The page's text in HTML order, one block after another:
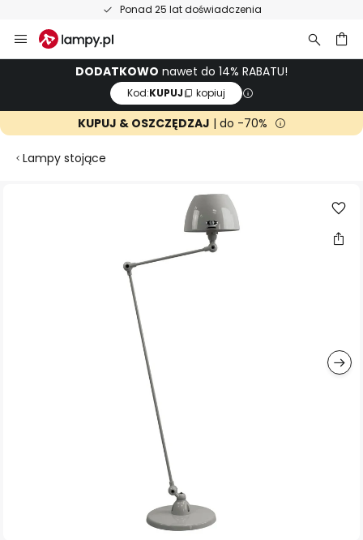
Ponad 25 lat doświadczenia
Przejdź
do
DODATKOWO nawet do 14% RABATU!
Kod:KUPUJ kopiuj
KUPUJ & OSZCZĘDZAJ | do -70%
Lampy stojące